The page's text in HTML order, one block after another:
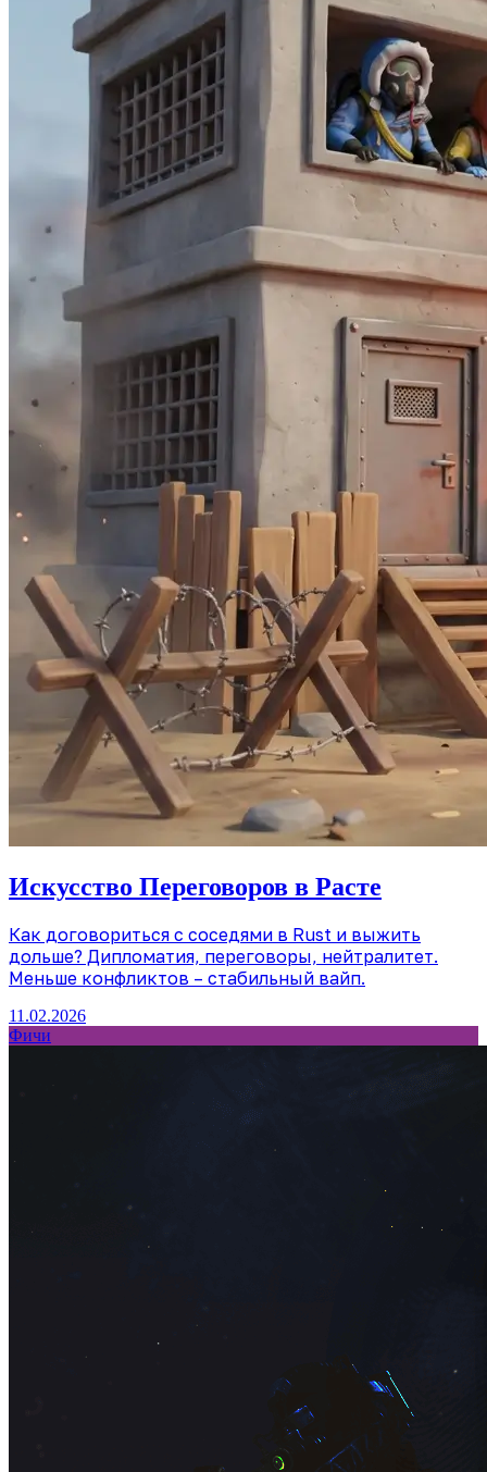
Искусство Переговоров в Расте
Как договориться с соседями в Rust и выжить
дольше? Дипломатия, переговоры, нейтралитет.
Меньше конфликтов – стабильный вайп.
11.02.2026
Фичи